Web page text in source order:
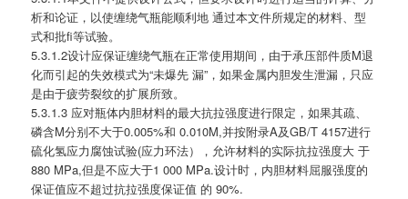
析和论证，以使缠绕气瓶能顺利地 通过本文件所规定的材料、型
式和批fi等试验。
5.3.1.2设计应保证缠绕气瓶在正常使用期间，由于承压部件质M退
化而引起的失效模式为“未爆先 漏”，如果金属内胆发生泄漏，只应
是由于疲劳裂纹的扩展所致。
5.3.1.3 应对瓶体内胆材料的最大抗拉强度进行限定，如果其疏、
磷含M分别不大于0.005%和 0.010M,并按附录A及GB/T 4157进行
硫化氢应力腐蚀试验(应力环法），允许材料的实际抗拉强度大 于
880 MPa,但是不应大于1 000 MPa.设计时，内胆材料屈服强度的
保证值应不超过抗拉强度保证值 的 90%.